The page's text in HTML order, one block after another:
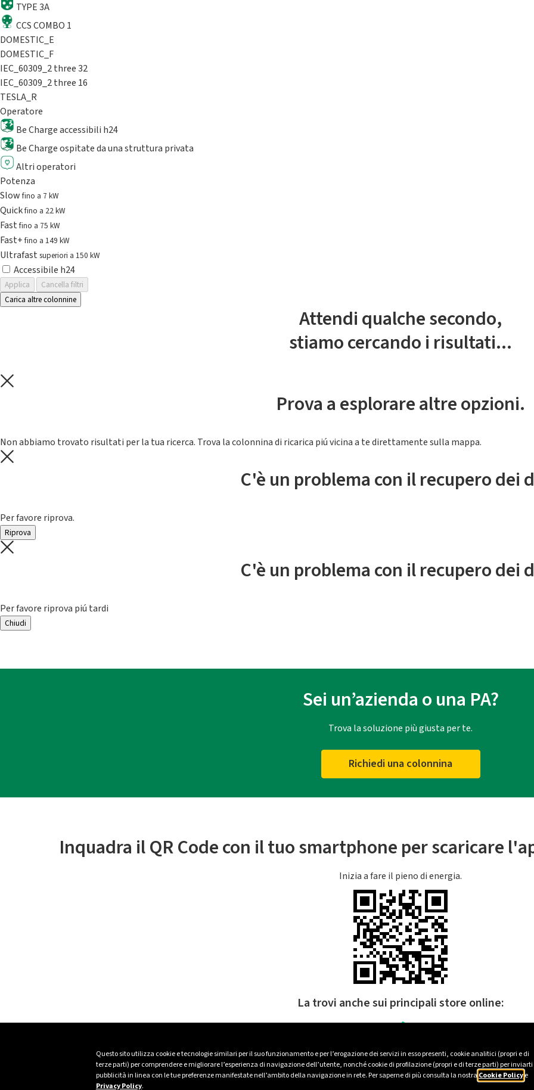
Questo sito utilizza cookie e tecnologie similari per il suo funzionamento e per l’erogazione dei servizi in esso presenti, cookie analitici (propri e di
terze parti) per comprendere e migliorare l’esperienza di navigazione dell’utente, nonché cookie di profilazione (propri e di terze parti) per inviarti
pubblicità in linea con le tue preferenze manifestate nell’ambito della navigazione in rete. Per saperne di più consulta la nostra Cookie Policye
Privacy Policy.
TYPE 3A
CCS COMBO 1
DOMESTIC_E
DOMESTIC_F
IEC_60309_2 three 32
IEC_60309_2 three 16
TESLA_R
Operatore
Be Charge accessibili h24
Be Charge ospitate da una struttura privata
Altri operatori
Potenza
Slowfino a 7 kW
Quickfino a 22 kW
Fastfino a 75 kW
Fast+fino a 149 kW
Ultrafast superiori a 150 kW
Accessibile h24
Applica
Cancella filtri
Carica altre colonnine
Attendi qualche secondo,
stiamo cercando i risultati...
Prova a esplorare altre opzioni.
Non abbiamo trovato risultati per la tua ricerca. Trova la colonnina di ricarica piú vicina a te direttamente sulla mappa.
C'è un problema con il recupero dei
Per favore riprova.
Riprova
C'è un problema con il recupero dei
Per favore riprova piú tardi
Chiudi
Sei un’azienda o una PA?
Trova la soluzione più giusta per te.
Richiedi una colonnina
Inquadra il QR Code con il tuo smartphone per scaricare
Inizia a fare il pieno di energia.
La trovi anche sui principali store online: